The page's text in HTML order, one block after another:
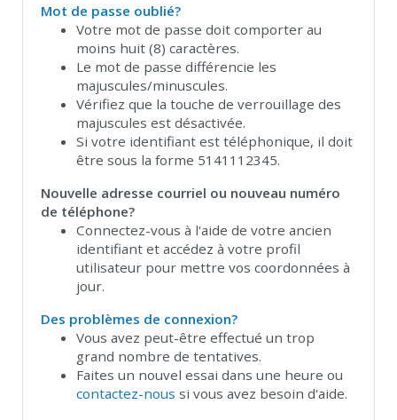
Mot de passe oublié?
Votre mot de passe doit comporter au
moins huit (8) caractères.
Le mot de passe différencie les
majuscules/minuscules.
Vérifiez que la touche de verrouillage des
majuscules est désactivée.
Si votre identifiant est téléphonique, il doit
être sous la forme 5141112345.
Nouvelle adresse courriel ou nouveau numéro
de téléphone?
Connectez-vous à l'aide de votre ancien
identifiant et accédez à votre profil
utilisateur pour mettre vos coordonnées à
jour.
Des problèmes de connexion?
Vous avez peut-être effectué un trop
grand nombre de tentatives.
Faites un nouvel essai dans une heure ou
contactez-nous si vous avez besoin d'aide.